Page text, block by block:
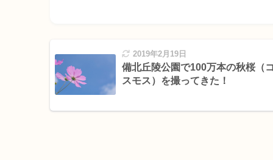
2019年2月19日
備北丘陵公園で100万本の秋桜（
スモス）を撮ってきた！